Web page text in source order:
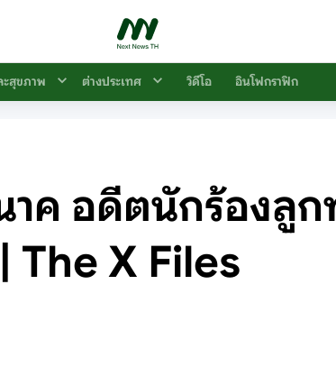
สุขภาพ ต่างประเทศ วิดีโอ อินโฟกราฟิก
ค อดีตนักร้องลูก
The X Files